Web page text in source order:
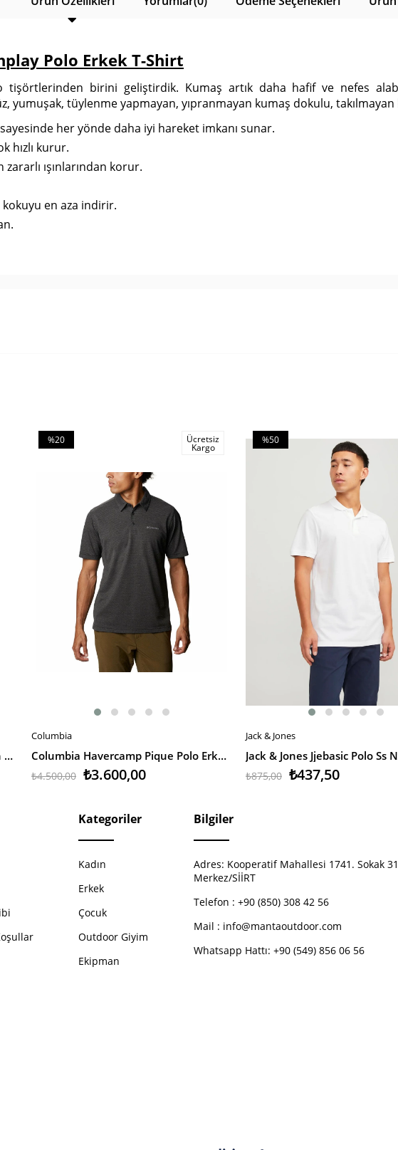
Polo Erkek T-Shirt
tişörtlerinden birini geliştirdik. Kumaş artık daha hafif ve nefes
yumuşak, tüylenme yapmayan, yıpranmayan kumaş dokulu,
her yönde daha iyi hareket imkanı sunar.
hızlı kurur.
ışınlarından korur.
en aza indirir.
The North Face Erkek Tişört Tanken Polo - Eu
SEPETE EKLE
%20
Ücretsiz
Kargo
Columbia
Columbia Havercamp Pique Polo Erkek T-Shirt
₺3.600,00
₺4.500,00
SEPETE EKLE
%50
Jack & Jones
₺437,50
₺875,00
Kategoriler
Kadın
Erkek
Çocuk
Outdoor Giyim
Ekipman
Bilgiler
Adres: Kooperatif Mahallesi 1741. Sokak
Merkez/SİİRT
Telefon : +90 (850) 308 42 56
Mail : info@mantaoutdoor.com
Whatsapp Hattı: +90 (549) 856 06 56